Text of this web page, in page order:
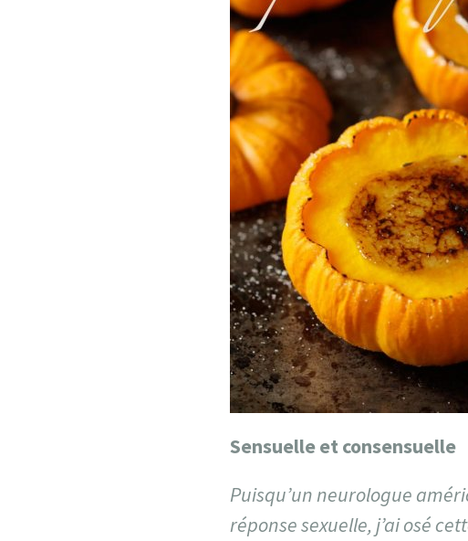
Sensuelle et consensuelle
Puisqu’un neurologue
réponse sexuelle, j’ai osé